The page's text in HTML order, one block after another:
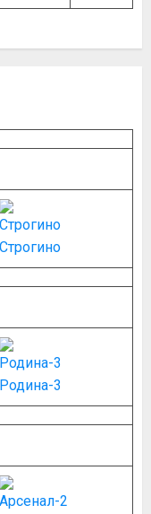
Строгино
Родина-3